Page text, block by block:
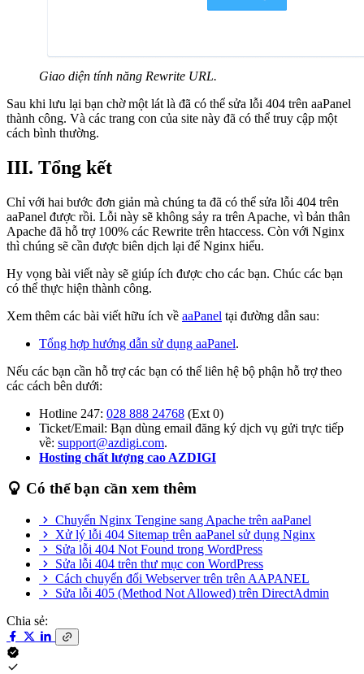
Giao diện tính năng Rewrite URL.
Sau khi lưu lại bạn chờ một lát là đã có thể sửa lỗi 404 trên aaPanel
thành công. Và các trang con của site này đã có thể truy cập một
cách bình thường.
III. Tổng kết
Chỉ với hai bước đơn giản mà chúng ta đã có thể sửa lỗi 404 trên
aaPanel được rồi. Lỗi này sẽ không sảy ra trên Apache, vì bản thân
Apache đã hỗ trợ 100% các Rewrite trên htaccess. Còn với Nginx
thì chúng sẽ cần được biên dịch lại để Nginx hiểu.
Hy vọng bài viết này sẽ giúp ích được cho các bạn. Chúc các bạn
có thể thực hiện thành công.
Xem thêm các bài viết hữu ích về aaPanel tại đường dẫn sau:
Tổng hợp hướng dẫn sử dụng aaPanel.
Nếu các bạn cần hỗ trợ các bạn có thể liên hệ bộ phận hỗ trợ theo
các cách bên dưới:
Hotline 247: 028 888 24768 (Ext 0)
Ticket/Email: Bạn dùng email đăng ký dịch vụ gửi trực tiếp
về: support@azdigi.com.
Hosting chất lượng cao AZDIGI
Có thể bạn cần xem thêm
Chuyển Nginx Tengine sang Apache trên aaPanel
Xử lý lỗi 404 Sitemap trên aaPanel sử dụng Nginx
Sửa lỗi 404 Not Found trong WordPress
Sửa lỗi 404 trên thư mục con WordPress
Cách chuyển đổi Webserver trên trên AAPANEL
Sửa lỗi 405 (Method Not Allowed) trên DirectAdmin
Chia sẻ: